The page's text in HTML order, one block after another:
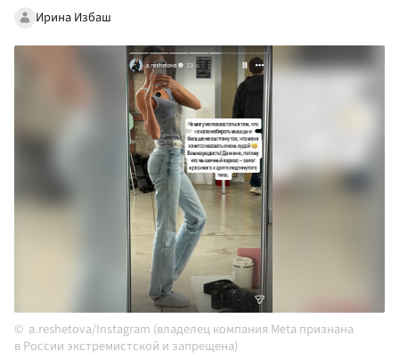
Ирина Избаш
a.reshetova/Instagram (владелец компания Meta признана
в России экстремистской и запрещена)